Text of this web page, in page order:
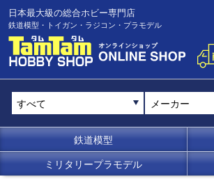
日本最大級の総合ホビー専門店
鉄道模型・トイガン・ラジコン・プラモデル
メーカー
鉄道模型
ミリタリープラモデル